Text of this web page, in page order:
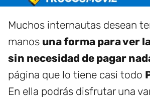
Muchos internautas desean
manos una forma para ver
sin necesidad de pagar
página que lo tiene casi todo
En ella podrás disfrutar una